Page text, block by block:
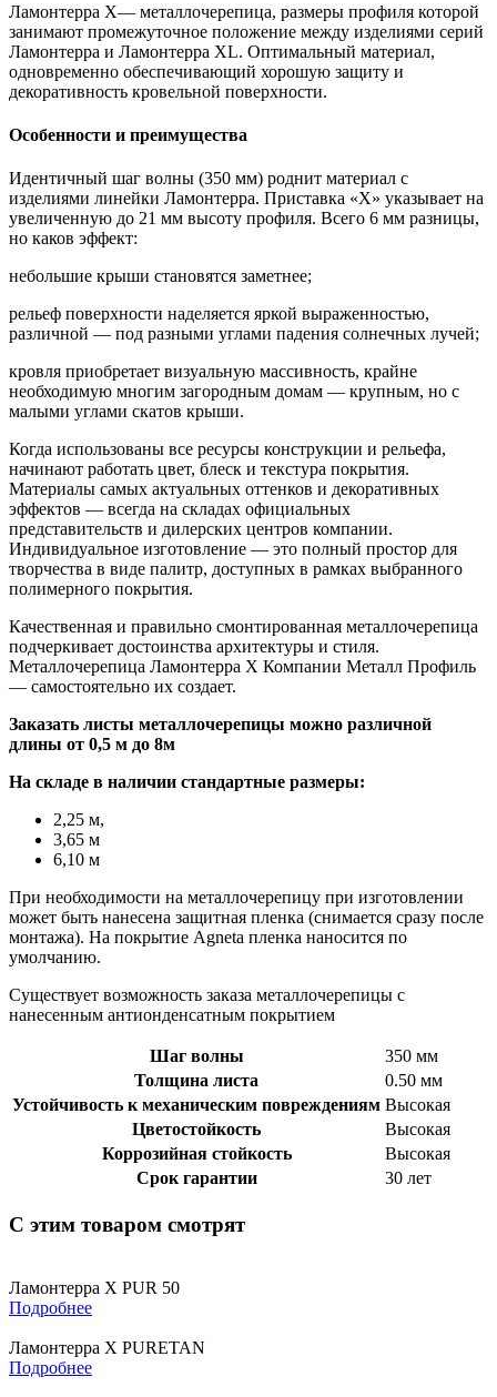
Ламонтерра X— металлочерепица, размеры профиля которой
занимают промежуточное положение между изделиями серий
Ламонтерра и Ламонтерра XL. Оптимальный материал,
одновременно обеспечивающий хорошую защиту и
декоративность кровельной поверхности.
Особенности и преимущества
Идентичный шаг волны (350 мм) роднит материал с
изделиями линейки Ламонтерра. Приставка «X» указывает на
увеличенную до 21 мм высоту профиля. Всего 6 мм разницы,
но каков эффект:
небольшие крыши становятся заметнее;
рельеф поверхности наделяется яркой выраженностью,
различной — под разными углами падения солнечных лучей;
кровля приобретает визуальную массивность, крайне
необходимую многим загородным домам — крупным, но с
малыми углами скатов крыши.
Когда использованы все ресурсы конструкции и рельефа,
начинают работать цвет, блеск и текстура покрытия.
Материалы самых актуальных оттенков и декоративных
эффектов — всегда на складах официальных
представительств и дилерских центров компании.
Индивидуальное изготовление — это полный простор для
творчества в виде палитр, доступных в рамках выбранного
полимерного покрытия.
Качественная и правильно смонтированная металлочерепица
подчеркивает достоинства архитектуры и стиля.
Металлочерепица Ламонтерра X Компании Металл Профиль
— самостоятельно их создает.
Заказать листы металлочерепицы можно различной
длины от 0,5 м до 8м
На складе в наличии стандартные размеры:
2,25 м,
3,65 м
6,10 м
При необходимости на металлочерепицу при изготовлении
может быть нанесена защитная пленка (снимается сразу после
монтажа). На покрытие Agneta пленка наносится по
умолчанию.
Существует возможность заказа металлочерепицы с
нанесенным антионденсатным покрытием
Шаг волны
350 мм
Толщина листа
0.50 мм
Устойчивость к механическим повреждениям Высокая
Цветостойкость
Высокая
Коррозийная стойкость
Высокая
Срок гарантии
30 лет
С этим товаром смотрят
Ламонтерра X PUR 50
Подробнее
Ламонтерра X PURETAN
Подробнее